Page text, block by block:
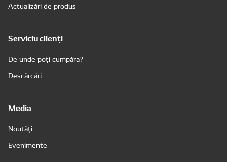
Actualizări de produs
Serviciu clienți
De unde poți cumpăra?
Descărcări
Media
Noutăți
Evenimente